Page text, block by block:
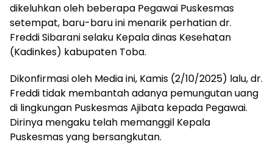
dikeluhkan oleh beberapa Pegawai Puskesmas
setempat, baru-baru ini menarik perhatian dr.
Freddi Sibarani selaku Kepala dinas Kesehatan
(Kadinkes) kabupaten Toba.
Dikonfirmasi oleh Media ini, Kamis (2/10/2025) lalu, dr.
Freddi tidak membantah adanya pemungutan uang
di lingkungan Puskesmas Ajibata kepada Pegawai.
Dirinya mengaku telah memanggil Kepala
Puskesmas yang bersangkutan.